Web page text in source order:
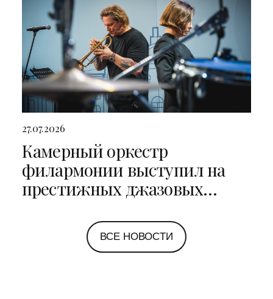
27.07.2026
Камерный оркестр
филармонии выступил на
престижных джазовых
Петербурге и Ярославле
ВСЕ НОВОСТИ